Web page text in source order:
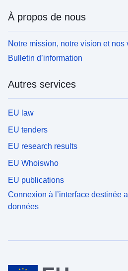
À propos de nous
Notre mission, notre vision et nos
Bulletin d’information
Autres services
EU law
EU tenders
EU research results
EU Whoiswho
EU publications
Connexion à l’interface destinée
données